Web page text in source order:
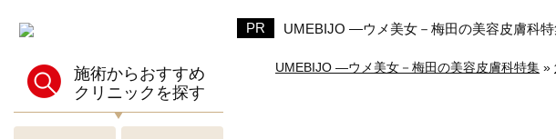
施術からおすすめ
クリニックを探す
UMEBIJO ―ウメ美女－梅田の美容皮膚科
UMEBIJO ―ウメ美女－梅田の美容皮膚科特集 »